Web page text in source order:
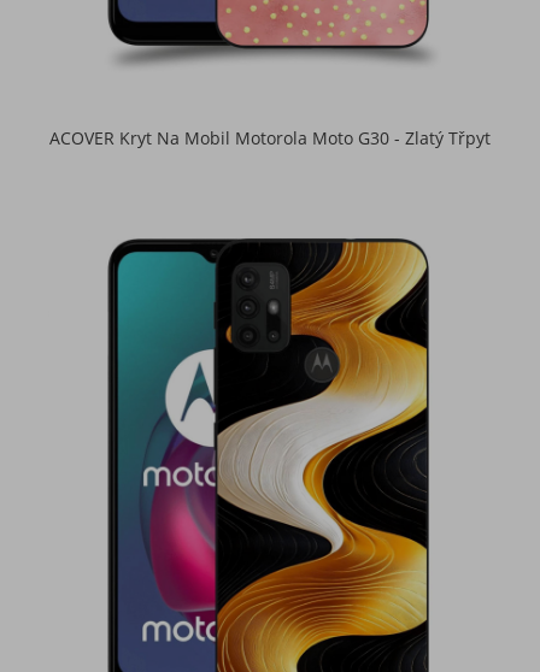
ACOVER Kryt Na Mobil Motorola Moto G30 - Zlatý Třpyt